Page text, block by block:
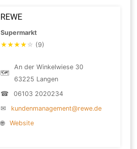
REWE
Supermarkt
★★★★ ☆ (9)
🗺
An der Winkelwiese 30
63225 Langen
☎
06103 2020234
✉
kundenmanagement@rewe.de
🌐
Website